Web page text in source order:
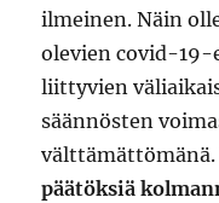
ilmeinen. Näin
olevien covid-
liittyvien
säännösten
päätöksiä